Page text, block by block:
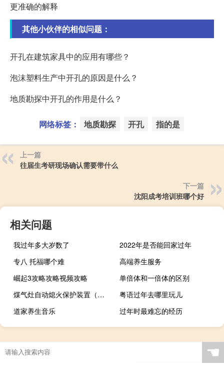
更准确的解释
其他小伙伴的相似问题：
开孔在建筑家具中的应用有哪些？
泡沫塑料生产中开孔的原因是什么？
地质勘探中开孔的作用是什么？
网络标签： 地质勘探 开孔 指的是
上一篇
往届生考研现场确认需要带什么
下一篇
沈阳成考培训班哪个好
相关问题
我过年多大岁数了
2022年是否能回家过年
专八 托福哪个难
高端养生服务
崛起3攻略攻略视频攻略
单倍体和一倍体的区别
煤气灶自动熄火保护装置（煤气灶自动熄火）
粤语过年去哪里玩儿
道家养生音乐
过年时最难忘的经历
☚